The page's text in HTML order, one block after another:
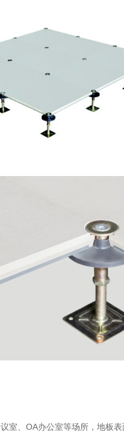
室、OA办公室等场所，地板表